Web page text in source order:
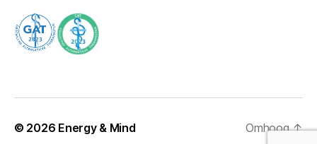
© 2026 Energy & Mind Omhoog↑